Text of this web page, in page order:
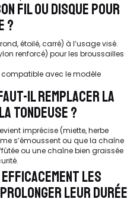
FIL OU DISQUE POUR
?
étoilé, carré) à l’usage visé.
renforcé) pour les broussailles
avec le modèle
IL REMPLACER LA
TONDEUSE ?
imprécise (miette, herbe
s’émoussent ou que la chaîne
ou une chaîne bien graissée
LES
LEUR DURÉE